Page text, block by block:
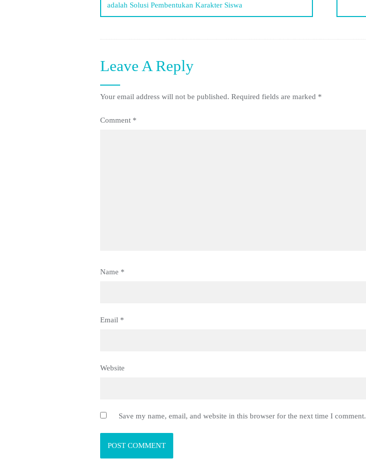
adalah Solusi Pembentukan Karakter Siswa
Leave A Reply
Your email address will not be published. Required fields are marked *
Comment *
Name *
Email *
Website
Save my name, email, and website in this browser for the next time I comment.